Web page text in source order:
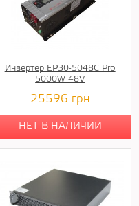
Инвертер EP30-5048C Pro
5000W 48V
25596 грн
НЕТ В НАЛИЧИИ